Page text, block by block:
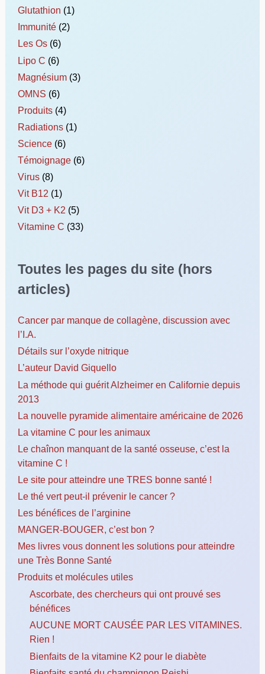
Glutathion (1)
Immunité (2)
Les Os (6)
Lipo C (6)
Magnésium (3)
OMNS (6)
Produits (4)
Radiations (1)
Science (6)
Témoignage (6)
Virus (8)
Vit B12 (1)
Vit D3 + K2 (5)
Vitamine C (33)
Toutes les pages du site (hors
articles)
Cancer par manque de collagène, discussion avec
l’I.A.
Détails sur l’oxyde nitrique
L’auteur David Giquello
La méthode qui guérit Alzheimer en Californie depuis
2013
La nouvelle pyramide alimentaire américaine de 2026
La vitamine C pour les animaux
Le chaînon manquant de la santé osseuse, c’est la
vitamine C !
Le site pour atteindre une TRES bonne santé !
Le thé vert peut-il prévenir le cancer ?
Les bénéfices de l’arginine
MANGER-BOUGER, c’est bon ?
Mes livres vous donnent les solutions pour atteindre
une Très Bonne Santé
Produits et molécules utiles
Ascorbate, des chercheurs qui ont prouvé ses
bénéfices
AUCUNE MORT CAUSÉE PAR LES VITAMINES.
Rien !
Bienfaits de la vitamine K2 pour le diabète